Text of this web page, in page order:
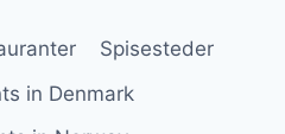
Spisesteder
in Denmark